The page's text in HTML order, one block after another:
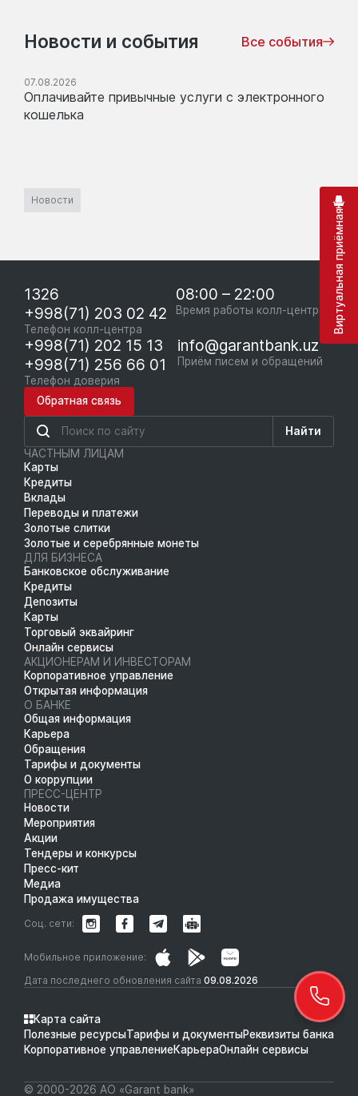
Новости и события Все события
07.08.2026
Оплачивайте привычные услуги с электронного
кошелька
Новости
1326
+998(71) 203 02 42
Телефон колл-центра
08:00 – 22:00
Время работы колл-центра
+998(71) 202 15 13
+998(71) 256 66 01
Телефон доверия
info@garantbank.uz
Приём писем и обращений
Обратная связь
Найти
ЧАСТНЫМ ЛИЦАМ
Карты
Кредиты
Вклады
Переводы и платежи
Золотые слитки
Золотые и серебрянные монеты
ДЛЯ БИЗНЕСА
Банковское обслуживание
Кредиты
Депозиты
Карты
Торговый эквайринг
Онлайн сервисы
АКЦИОНЕРАМ И ИНВЕСТОРАМ
Корпоративное управление
Открытая информация
О БАНКЕ
Общая информация
Карьера
Обращения
Тарифы и документы
О коррупции
ПРЕСС-ЦЕНТР
Новости
Мероприятия
Акции
Тендеры и конкурсы
Пресс-кит
Медиа
Продажа имущества
Дата последнего обновления сайта 09.08.2026
Мобильное приложение:
Соц. сети:
Карта сайта
Полезные ресурсыТарифы и документыРеквизиты банка
Корпоративное управлениеКарьераОнлайн сервисы
© 2000-2026 АО «Garant bank»
Виртуальная приёмная